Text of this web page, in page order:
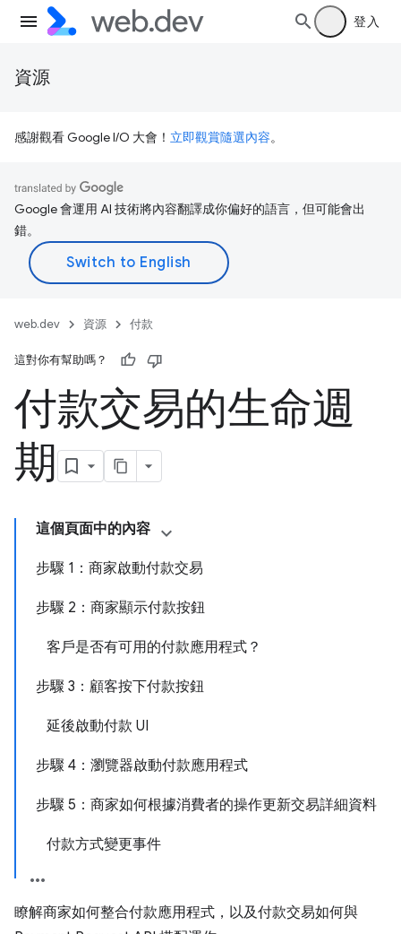
登入
資源
感謝觀看 Google I/O 大會！ 立即觀賞隨選內容。
Google 會運用 AI 技術將內容翻譯成你偏好的語言，但可能會出
錯。
web.dev 資源 付款
這對你有幫助嗎？
付款交易的生命週
期
這個頁面中的內容
步驟 1：商家啟動付款交易
步驟 2：商家顯示付款按鈕
客戶是否有可用的付款應用程式？
步驟 3：顧客按下付款按鈕
延後啟動付款 UI
步驟 4：瀏覽器啟動付款應用程式
步驟 5：商家如何根據消費者的操作更新交易詳細資料
付款方式變更事件
瞭解商家如何整合付款應用程式，以及付款交易如何與